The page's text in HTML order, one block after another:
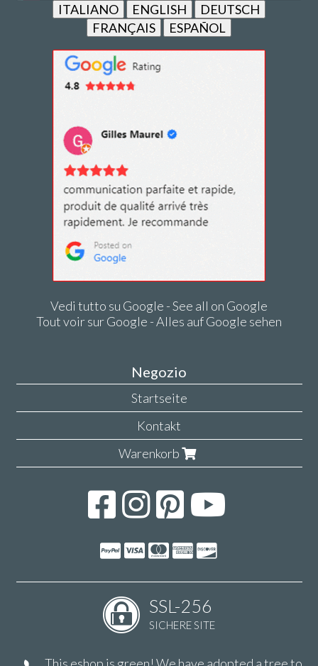
ITALIANO ENGLISH
DEUTSCH
FRANÇAIS
ESPAÑOL
Vedi tutto su Google - See all on Google
Tout voir sur Google - Alles auf Google sehen
Negozio
Startseite
Kontakt
Warenkorb
SSL-256
SICHERE SITE